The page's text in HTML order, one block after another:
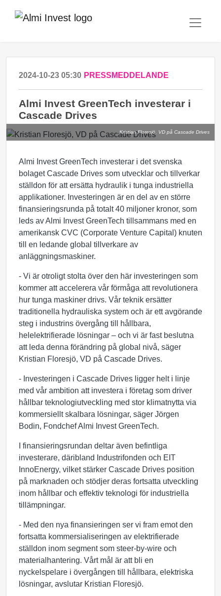
2024-10-23 05:30 PRESSMEDDELANDE
Almi Invest GreenTech investerar i
Cascade Drives
Kristian Floresjö, VD på Cascade Drives
Almi Invest GreenTech investerar i det svenska
bolaget Cascade Drives som utvecklar och tillverkar
ställdon för att ersätta hydraulik i tunga industriella
applikationer. Investeringen är en del av en större
finansieringsrunda på totalt 40 miljoner kronor, som
leds av Almi Invest GreenTech tillsammans med en
amerikansk CVC (Corporate Venture Capital) knuten
till en ledande global tillverkare av
anläggningsmaskiner.
- Vi är otroligt stolta över den här investeringen som
kommer att accelerera vår förmåga att revolutionera
hur tunga maskiner drivs. Vår teknik ersätter
traditionella hydrauliska system och är ett avgörande
steg i industrins övergång till hållbara,
helelektrifierade lösningar – och vi är fast beslutna
att leda denna förändring på global nivå, säger
Kristian Floresjö, VD på Cascade Drives.
- Investeringen i Cascade Drives ligger helt i linje
med vår ambition att investera i företag som driver
hållbar teknologiutveckling med stor klimatnytta via
kommersiellt skalbara lösningar, säger Jörgen
Bodin, Fondchef Almi Invest GreenTech.
I finansieringsrundan deltar även befintliga
investerare, däribland Industrifonden och EIT
InnoEnergy, vilket stärker Cascade Drives position
på marknaden och stödjer deras fortsatta utveckling
inom hållbar och effektiv teknologi för industriella
tillämpningar.
- Med den nya finansieringen ser vi fram emot den
fortsatta kommersialiseringen av elektrifierade
ställdon inom segment som steer-by-wire och
materialhantering. Vårt mål är att bli en
nyckelspelare i övergången till hållbara, elektriska
lösningar, avslutar Kristian Floresjö.